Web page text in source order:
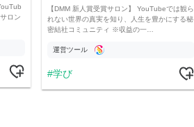
ロン
【DMM 新人賞受賞サロン】 YouTubeでは観ら
れない世界の真実を知り、人生を豊かにする秘
密結社コミュニティ ※収益の一…
運営ツール
学び